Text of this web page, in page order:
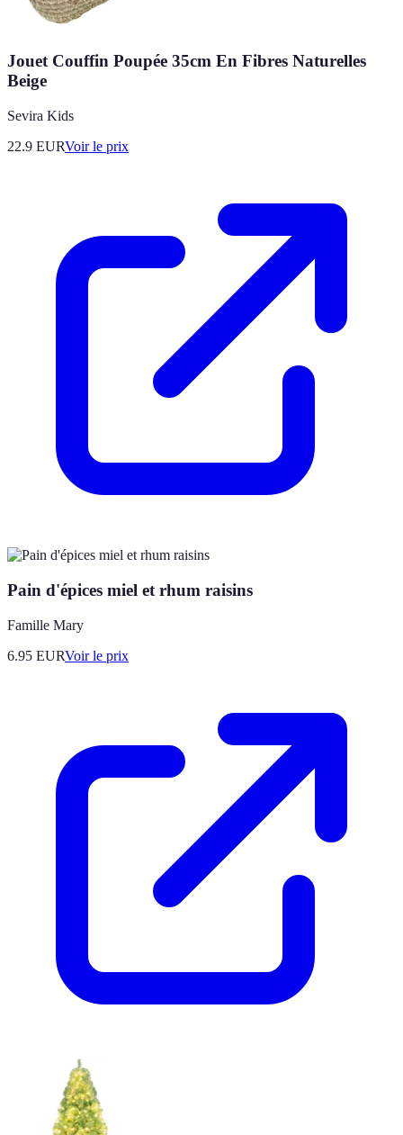
Jouet Couffin Poupée 35cm En Fibres Naturelles
Beige
Sevira Kids
22.9 EURVoir le prix
Pain d'épices miel et rhum raisins
Famille Mary
6.95 EURVoir le prix